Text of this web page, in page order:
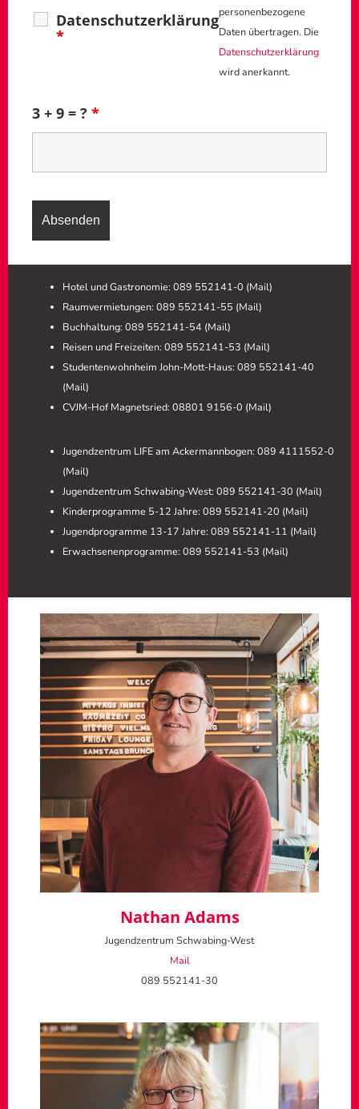
Datenschutzerklärung
*
personenbezogene
Daten übertragen. Die
Datenschutzerklärung
wird anerkannt.
3 + 9 = ? *
Hotel und Gastronomie: 089 552141-0 (Mail)
Raumvermietungen: 089 552141-55 (Mail)
Buchhaltung: 089 552141-54 (Mail)
Reisen und Freizeiten: 089 552141-53 (Mail)
Studentenwohnheim John-Mott-Haus: 089 552141-40
(Mail)
CVJM-Hof Magnetsried: 08801 9156-0 (Mail)
Jugendzentrum LIFE am Ackermannbogen: 089 4111552-0
(Mail)
Jugendzentrum Schwabing-West: 089 552141-30 (Mail)
Kinderprogramme 5-12 Jahre: 089 552141-20 (Mail)
Jugendprogramme 13-17 Jahre: 089 552141-11 (Mail)
Erwachsenenprogramme: 089 552141-53 (Mail)
Nathan Adams
Jugendzentrum Schwabing-West
Mail
089 552141-30